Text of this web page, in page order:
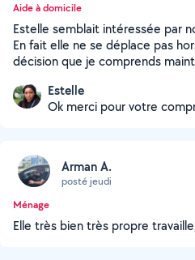
Aide à domicile
Estelle semblait intéressée par
En fait elle ne se déplace pas
décision que je comprends
Estelle
Ok merci pour votre
Arman A.
posté jeudi
Ménage
Elle très bien très propre